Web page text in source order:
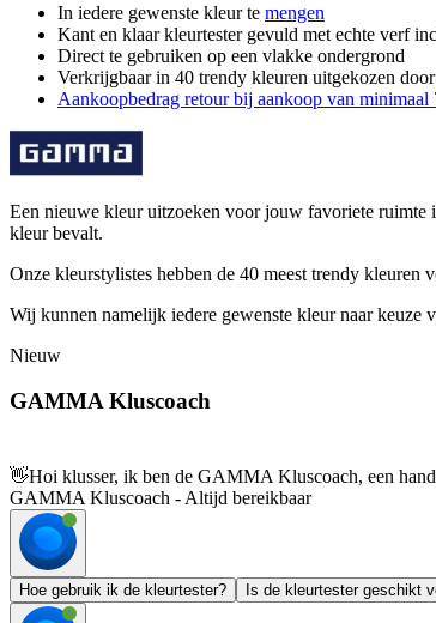
In iedere gewenste kleur te mengen
Kant en klaar kleurtester gevuld met echte verf
Direct te gebruiken op een vlakke ondergrond
Verkrijgbaar in 40 trendy kleuren uitgekozen
Aankoopbedrag retour bij aankoop van
Een nieuwe kleur uitzoeken voor jouw favoriete
kleur bevalt.
Onze kleurstylistes hebben de 40 meest trendy kleuren
Wij kunnen namelijk iedere gewenste kleur naar keuze
Nieuw
GAMMA Kluscoach
👋Hoi klusser, ik ben de GAMMA Kluscoach, een
GAMMA Kluscoach - Altijd bereikbaar
Hoe gebruik ik de kleurtester? Is de kleurtester geschikt